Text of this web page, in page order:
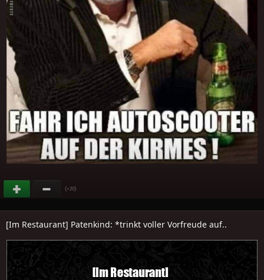
(+20)
[Im Restaurant] Patenkind: *trinkt voller Vorfreude auf..